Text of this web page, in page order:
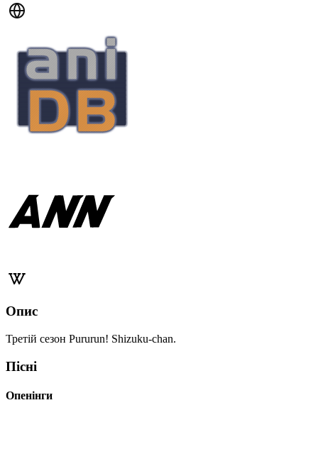
Опис
Третій сезон Pururun! Shizuku-chan.
Пісні
Опенінги